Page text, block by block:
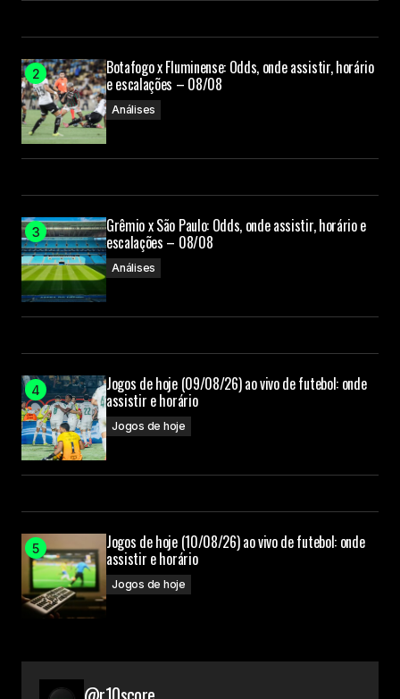
Botafogo x Fluminense: Odds, onde assistir, horário
e escalações – 08/08
Análises
Grêmio x São Paulo: Odds, onde assistir, horário e
escalações – 08/08
Análises
Jogos de hoje (09/08/26) ao vivo de futebol: onde
assistir e horário
Jogos de hoje
Jogos de hoje (10/08/26) ao vivo de futebol: onde
assistir e horário
Jogos de hoje